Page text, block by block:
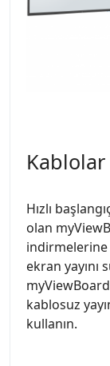
Kablolar
Hızlı
olan
indirmelerine
ekran yayını
kablosuz
kullanın.